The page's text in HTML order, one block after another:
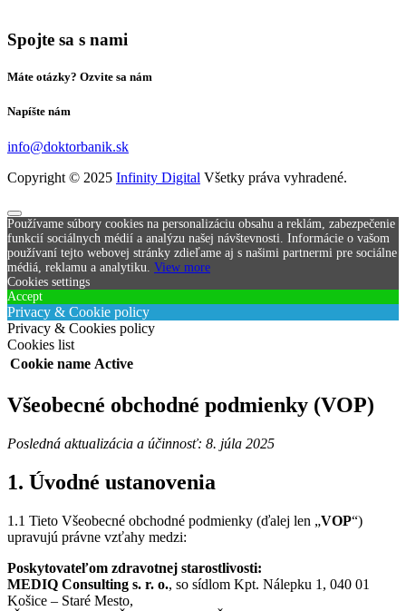
Spojte sa s nami
Máte otázky? Ozvite sa nám
Napíšte nám
info@doktorbanik.sk
Copyright © 2025 Infinity Digital Všetky práva vyhradené.
Používame súbory cookies na personalizáciu obsahu a reklám, zabezpečenie
funkcií sociálnych médií a analýzu našej návštevnosti. Informácie o vašom
používaní tejto webovej stránky zdieľame aj s našimi partnermi pre sociálne
médiá, reklamu a analytiku. View more
Cookies settings
Accept
Privacy & Cookie policy
Privacy & Cookies policy
Cookies list
Cookie name Active
Všeobecné obchodné podmienky (VOP)
Posledná aktualizácia a účinnosť: 8. júla 2025
1. Úvodné ustanovenia
1.1 Tieto Všeobecné obchodné podmienky (ďalej len „VOP“)
upravujú právne vzťahy medzi:
Poskytovateľom zdravotnej starostlivosti:
MEDIQ Consulting s. r. o., so sídlom Kpt. Nálepku 1, 040 01
Košice – Staré Mesto,